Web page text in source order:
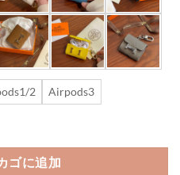
2 Airpods3
ゴに追加